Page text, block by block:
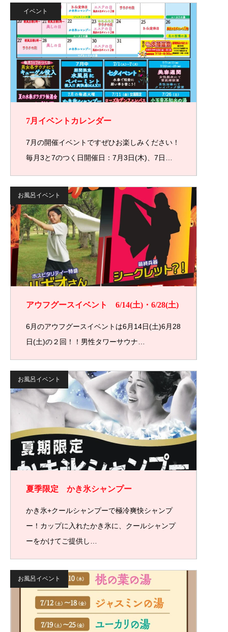
イベント
7月イベントカレンダー
7月の開催イベントですぜひお楽しみください！
毎月3と7のつく日開催日：7月3日(木)、7日…
お風呂イベント
アウフグースイベント 6/14(土)・6/28(土)
6月のアウフグースイベントは6月14日(土)6月28
日(土)の２回！！男性タワーサウナ…
お風呂イベント
夏季限定 かき氷シャンプー
かき氷+クールシャンプーで極冷爽快シャンプ
ー！カップに入れたかき氷に、クールシャンプ
ーをかけてご提供し…
お風呂イベント